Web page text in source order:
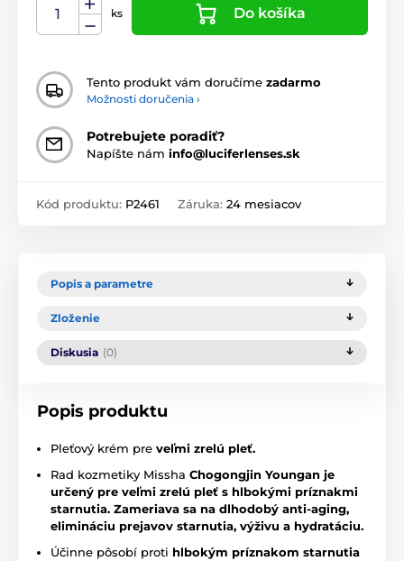
ks Do košíka
Tento produkt vám doručíme zadarmo
Možnosti doručenia ›
Potrebujete poradiť?
Napíšte nám info@luciferlenses.sk
Kód produktu: P2461 Záruka: 24 mesiacov
Popis a parametre
Zloženie
Diskusia (0)
Popis produktu
Pleťový krém pre veľmi zrelú pleť.
Rad kozmetiky Missha Chogongjin Youngan je
určený pre veľmi zrelú pleť s hlbokými príznakmi
starnutia. Zameriava sa na dlhodobý anti-aging,
elimináciu prejavov starnutia, výživu a hydratáciu.
Účinne pôsobí proti hlbokým príznakom starnutia